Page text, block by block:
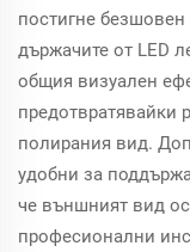
постигне безшовен
държачите от LED
общия визуален
предотвратявайки
полирания вид.
удобни за
че външният вид
професионални